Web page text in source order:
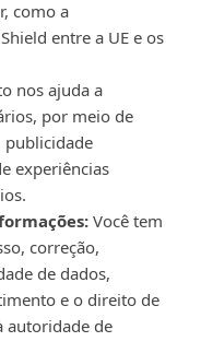
como a
entre a UE e os
nos ajuda a
por meio de
publicidade
experiências
Você tem
correção,
de dados,
e o direito de
autoridade de